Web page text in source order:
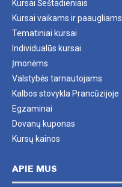
Kursai Šeštadieniais
Kursai vaikams ir paaugliams
Tematiniai kursai
Individualūs kursai
Įmonėms
Valstybės tarnautojams
Kalbos stovykla Prancūzijoje
Egzaminai
Dovanų kuponas
Kursų kainos
APIE MUS